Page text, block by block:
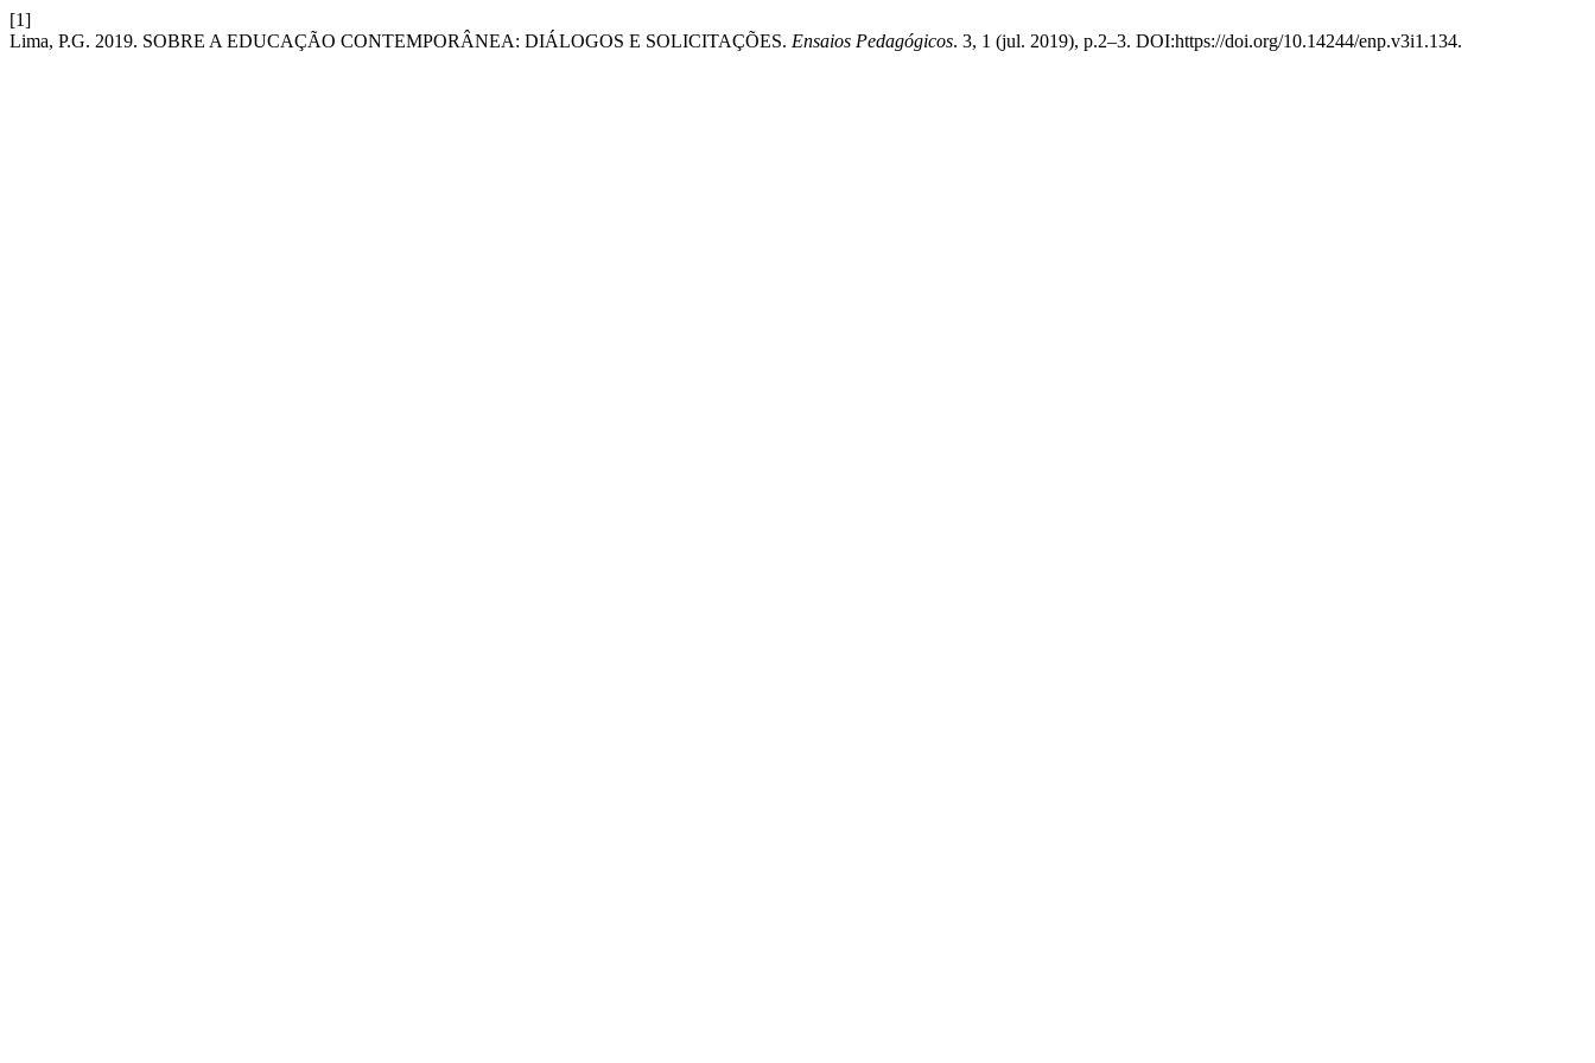
[1]
Lima, P.G. 2019. SOBRE A EDUCAÇÃO CONTEMPORÂNEA: DIÁLOGOS E SOLICITAÇÕES. Ensaios Pedagógicos. 3, 1 (jul. 2019), p.2–3. DOI:https://doi.org/10.14244/enp.v3i1.134.